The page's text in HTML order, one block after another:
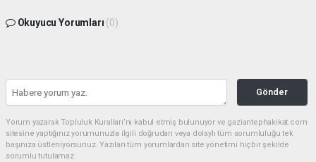
Okuyucu Yorumları (0)
Gönder
Yorum yazarak Topluluk Kuralları’nı kabul etmiş bulunuyor ve gaziantephakikat.com
sitesine yaptığınız yorumunuzla ilgili doğrudan veya dolaylı tüm sorumluluğu tek
başınıza üstleniyorsunuz. Yazılan tüm yorumlardan site yönetimi hiçbir şekilde
sorumlu tutulamaz.